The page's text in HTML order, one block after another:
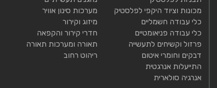
מכונות וציוד היקפי לפלסטיק
כלי עבודה חשמליים
כלי עבודה פניאומטיים
פרזול וקשיחים לתעשייה
דבקים וחומרי איטום
התייעלות אנרגטית
אנרגיה סולארית
מערכות סינון אוויר
מיזוג וקירור
חדרי קירור והקפאה
תאורה ומערכות תאורה
ריהוט רחוב